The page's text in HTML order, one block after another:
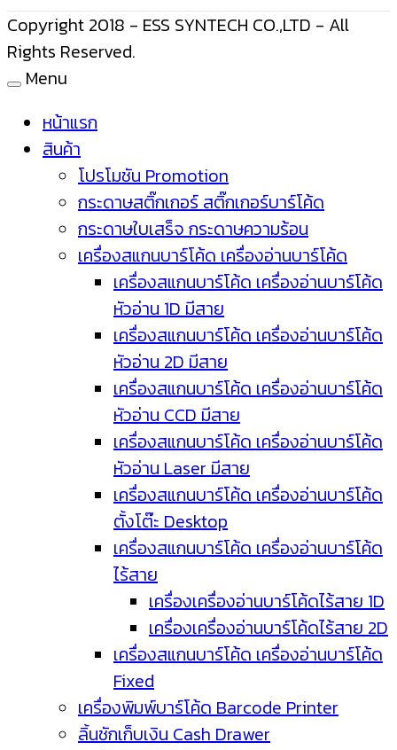
Copyright 2018 - ESS SYNTECH CO.,LTD - All
Rights Reserved.
Menu
หน้าแรก
สินค้า
โปรโมชัน Promotion
กระดาษสติ๊กเกอร์ สติ๊กเกอร์บาร์โค้ด
กระดาษใบเสร็จ กระดาษความร้อน
เครื่องสแกนบาร์โค้ด เครื่องอ่านบาร์โค้ด
เครื่องสแกนบาร์โค้ด เครื่องอ่านบาร์โค้ด
หัวอ่าน 1D มีสาย
เครื่องสแกนบาร์โค้ด เครื่องอ่านบาร์โค้ด
หัวอ่าน 2D มีสาย
เครื่องสแกนบาร์โค้ด เครื่องอ่านบาร์โค้ด
หัวอ่าน CCD มีสาย
เครื่องสแกนบาร์โค้ด เครื่องอ่านบาร์โค้ด
หัวอ่าน Laser มีสาย
เครื่องสแกนบาร์โค้ด เครื่องอ่านบาร์โค้ด
ตั้งโต๊ะ Desktop
เครื่องสแกนบาร์โค้ด เครื่องอ่านบาร์โค้ด
ไร้สาย
เครื่องเครื่องอ่านบาร์โค้ดไร้สาย 1D
เครื่องเครื่องอ่านบาร์โค้ดไร้สาย 2D
เครื่องสแกนบาร์โค้ด เครื่องอ่านบาร์โค้ด
Fixed
เครื่องพิมพ์บาร์โค้ด Barcode Printer
ลิ้นชักเก็บเงิน Cash Drawer